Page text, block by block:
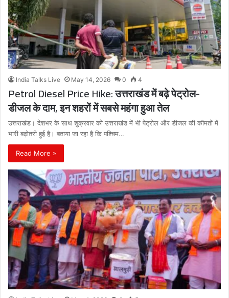
India Talks Live May 14, 2026 0 4
Petrol Diesel Price Hike: उत्तराखंड में बढ़े पेट्रोल-
डीजल के दाम, इन शहरों में सबसे महंगा हुआ तेल
उत्तराखंड। देशभर के साथ शुक्रवार को उत्तराखंड में भी पेट्रोल और डीजल की कीमतों में
भारी बढ़ोतरी हुई है। बताया जा रहा है कि पश्चिम…
Read More »